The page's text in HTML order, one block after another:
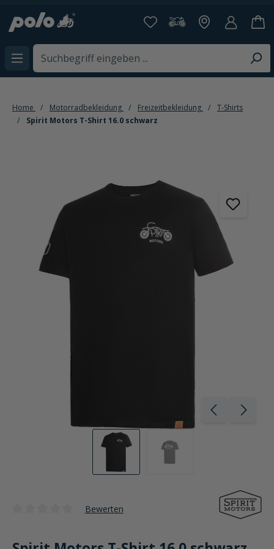
springen
Home Motorradbekleidung Freizeitbekleidung
T-Shirts
Spirit Motors T-Shirt 16.0 schwarz
Bildergalerie überspringen
Bewerten